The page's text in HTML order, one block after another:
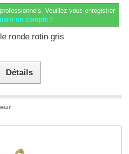
Veuillez vous enregistrer
un compte !
ronde rotin gris
Détails